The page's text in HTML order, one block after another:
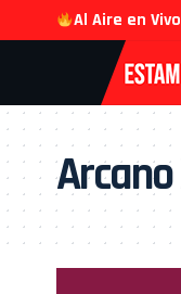
Al Aire en
Arcano